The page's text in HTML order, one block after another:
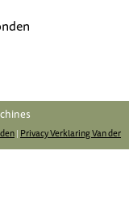
| Privacy Verklaring Van der